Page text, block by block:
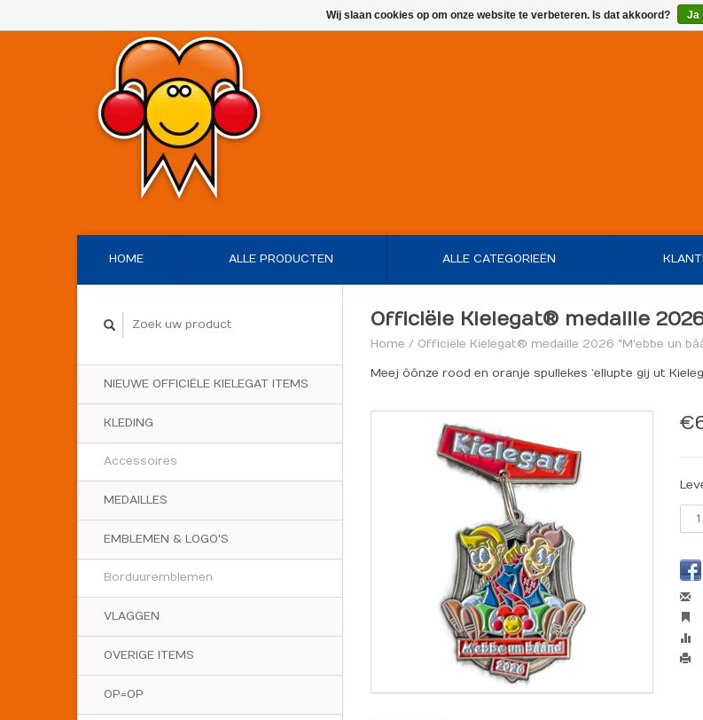
HOME ALLE PRODUCTEN ALLE CATEGORIEËN
NIEUWE OFFICIËLE KIELEGAT ITEMS
KLEDING
Accessoires
MEDAILLES
EMBLEMEN & LOGO'S
Borduuremblemen
VLAGGEN
OVERIGE ITEMS
OP=OP
Officiële Kielegat® medaille
Home / Officiële Kielegat® medaille 2026 "M'ebbe un
Meej ôônze rood en oranje spullekes ‘ellupte gij ut
Wij slaan cookies op om onze website te verbeteren. Is dat akkoord? Ja